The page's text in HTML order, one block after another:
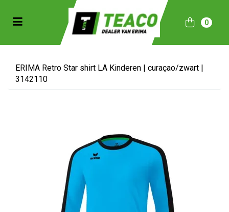
(Sportkleding)
(Collecties)
Toggle navigation 0
ERIMA Retro Star shirt LA Kinderen | curaçao/zwart |
3142110